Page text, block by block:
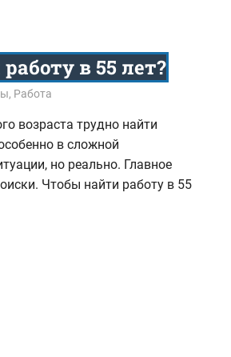
в 55 лет?
, Работа
возраста трудно найти
в сложной
но реально. Главное
Чтобы найти работу в 55